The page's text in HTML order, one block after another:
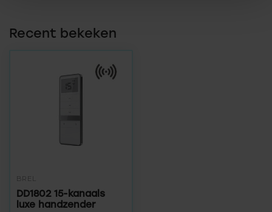
Recent bekeken
BREL
DD1802 15-kanaals
luxe handzender